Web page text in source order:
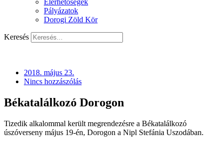
Elérhetőségek
Pályázatok
Dorogi Zöld Kör
Keresés
2018. május 23.
Nincs hozzászólás
Békatalálkozó Dorogon
Tizedik alkalommal került megrendezésre a Békatalálkozó
úszóverseny május 19-én, Dorogon a Nipl Stefánia Uszodában.